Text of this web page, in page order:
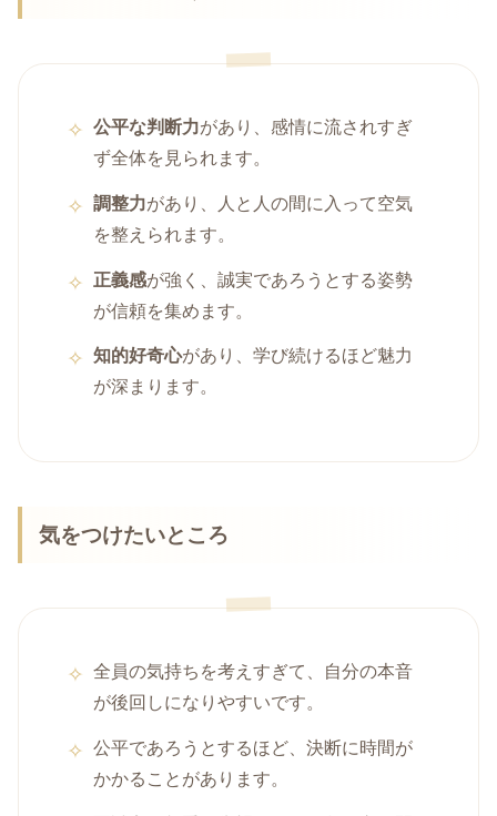
公平な判断力があり、感情に流されすぎ
ず全体を見られます。
調整力があり、人と人の間に入って空気
を整えられます。
正義感が強く、誠実であろうとする姿勢
が信頼を集めます。
知的好奇心があり、学び続けるほど魅力
が深まります。
気をつけたいところ
全員の気持ちを考えすぎて、自分の本音
が後回しになりやすいです。
公平であろうとするほど、決断に時間が
かかることがあります。